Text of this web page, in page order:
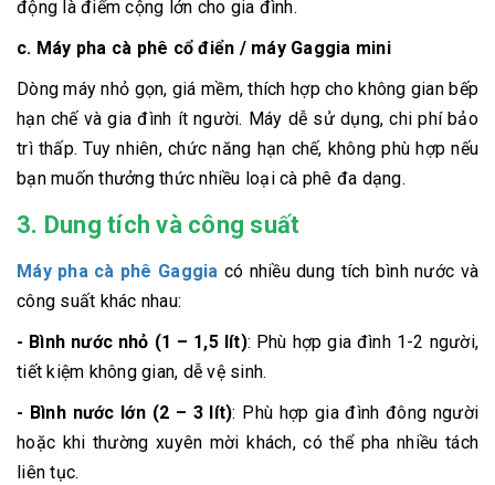
động là điểm cộng lớn cho gia đình.
c. Máy pha cà phê cổ điển / máy Gaggia mini
Dòng máy nhỏ gọn, giá mềm, thích hợp cho không gian bếp
hạn chế và gia đình ít người. Máy dễ sử dụng, chi phí bảo
trì thấp. Tuy nhiên, chức năng hạn chế, không phù hợp nếu
bạn muốn thưởng thức nhiều loại cà phê đa dạng.
3. Dung tích và công suất
Máy pha cà phê Gaggia có nhiều dung tích bình nước và
công suất khác nhau:
- Bình nước nhỏ (1 – 1,5 lít): Phù hợp gia đình 1-2 người,
tiết kiệm không gian, dễ vệ sinh.
- Bình nước lớn (2 – 3 lít): Phù hợp gia đình đông người
hoặc khi thường xuyên mời khách, có thể pha nhiều tách
liên tục.